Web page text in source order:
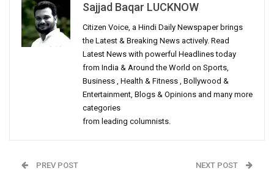
Sajjad Baqar LUCKNOW
Citizen Voice, a Hindi Daily Newspaper brings
the Latest & Breaking News actively. Read
Latest News with powerful Headlines today
from India & Around the World on Sports,
Business , Health & Fitness , Bollywood &
Entertainment, Blogs & Opinions and many more
categories
from leading columnists.
PREV POST NEXT POST